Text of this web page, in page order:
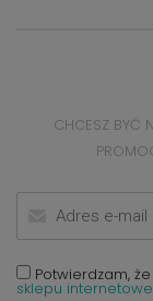
CHCESZ BYĆ
Potwierdzam,
sklepu